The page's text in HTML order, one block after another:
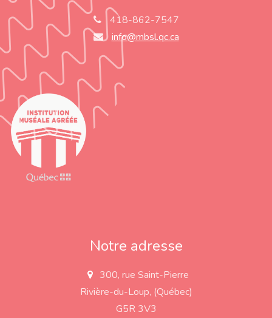
418-862-7547
info@mbsl.qc.ca
Notre adresse
a
d
300, rue Saint-Pierre
Rivière-du-Loup, (Québec)
G5R 3V3